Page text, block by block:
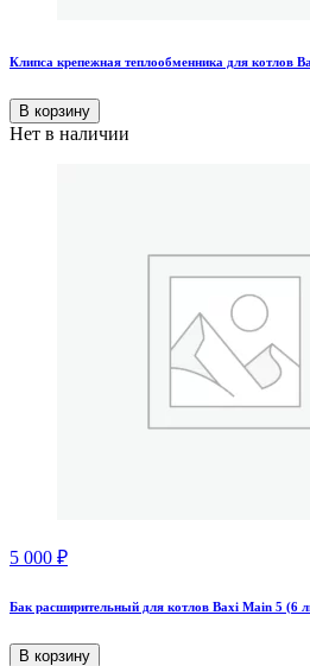
Клипса крепежная теплообменника для котлов
В корзину
Нет в наличии
5 000 ₽
Бак расширительный для котлов Baxi Main 5 (6
В корзину